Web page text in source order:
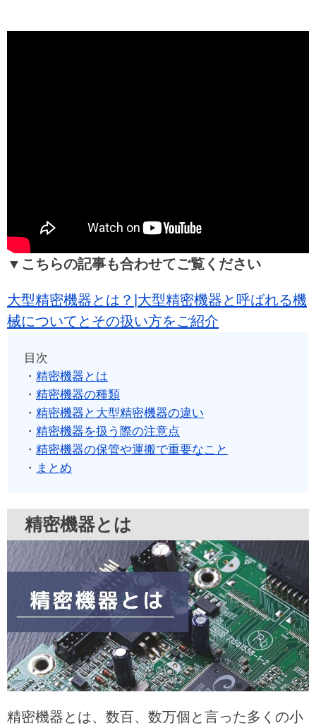
▼こちらの記事も合わせてご覧ください
大型精密機器とは？|大型精密機器と呼ばれる機
械についてとその扱い方をご紹介
目次
・ 精密機器とは
・ 精密機器の種類
・ 精密機器と大型精密機器の違い
・ 精密機器を扱う際の注意点
・ 精密機器の保管や運搬で重要なこと
・ まとめ
精密機器とは
精密機器とは、数百、数万個と言った多くの小